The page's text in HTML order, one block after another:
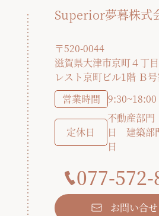
Superior夢暮株式
〒520-0044
滋賀県大津市京町４丁
レスト京町ビル1階 Ｂ
営業時間
9:30~18:00
定休日
不動産部門
日 建築部
日
077-572-
お問い合せ